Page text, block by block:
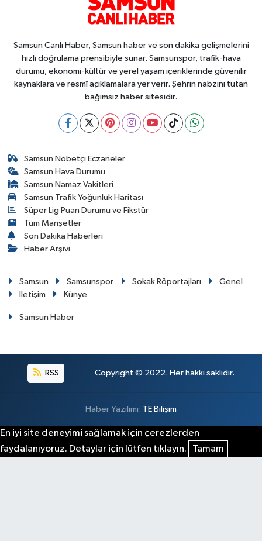
Samsun Canlı Haber, Samsun haber ve son dakika gelişmelerini
hızlı doğrulama prensibiyle sunar. Samsunspor, trafik-hava
durumu, ekonomi-kültür ve yerel yaşam içeriklerinde güvenilir
kaynaklara ve resmî açıklamalara yer verir. Şehrin nabzını tutan
bağımsız haber sitesidir.
Samsun Nöbetçi Eczaneler
Samsun Hava Durumu
Samsun Namaz Vakitleri
Samsun Trafik Yoğunluk Haritası
Süper Lig Puan Durumu ve Fikstür
Tüm Manşetler
Son Dakika Haberleri
Haber Arşivi
Samsun Samsunspor Sokak Röportajları
Genel
İletişim
Künye
Samsun Haber
RSS Copyright © 2022. Her hakkı saklıdır.
Haber Yazılımı: TE Bilişim
En iyi site deneyimi sağlamak için çerezlerden
faydalanıyoruz. Detaylar için lütfen tıklayın.
Tamam